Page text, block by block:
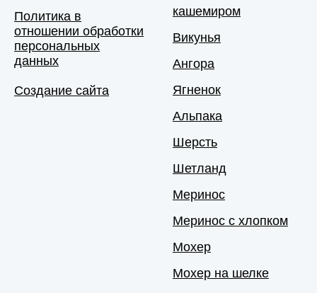
Политика в
отношении обработки
персональных
данных
Создание сайта
кашемиром
Викунья
Ангора
Ягненок
Альпака
Шерсть
Шетланд
Меринос
Меринос с хлопком
Мохер
Мохер на шелке